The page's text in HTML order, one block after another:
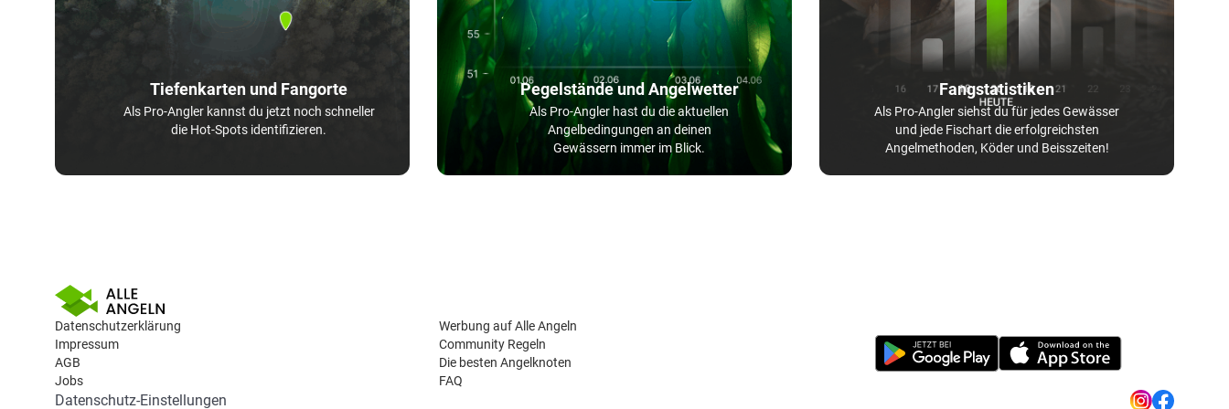
Tiefenkarten und Fangorte
Als Pro-Angler kannst du jetzt noch schneller
die Hot-Spots identifizieren.
Pegelstände und Angelwetter
Als Pro-Angler hast du die aktuellen
Angelbedingungen an deinen
Gewässern immer im Blick.
Fangstatistiken
Als Pro-Angler siehst du für jedes Gewässer
und jede Fischart die erfolgreichsten
Angelmethoden, Köder und Beisszeiten!
Datenschutzerklärung
Impressum
AGB
Jobs
Werbung auf Alle Angeln
Community Regeln
Die besten Angelknoten
FAQ
Datenschutz-Einstellungen